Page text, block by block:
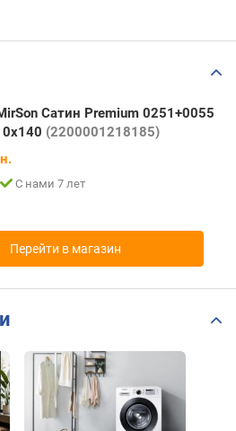
Сатин Premium 0251+0055
(2200001218185)
С нами 7 лет
Перейти в магазин